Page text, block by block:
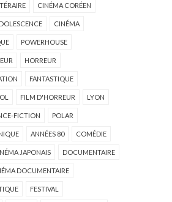
CINÉMA CORÉEN
CINÉMA
POWERHOUSE
HORREUR
FANTASTIQUE
FILM D'HORREUR LYON
FICTION POLAR
ANNÉES 80 COMÉDIE
JAPONAIS DOCUMENTAIRE
DOCUMENTAIRE
FESTIVAL